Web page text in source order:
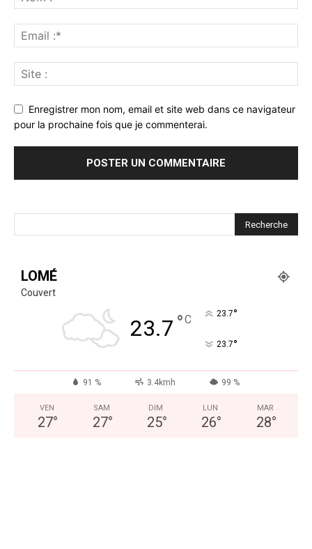
Enregistrer mon nom, email et site web dans ce navigateur
pour la prochaine fois que je commenterai.
LOMÉ
Couvert
23.7 °C 23.7°
23.7°
91 % 3.4kmh 99 %
VEN
27°
SAM
27°
DIM
25°
LUN
26°
MAR
28°